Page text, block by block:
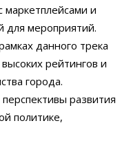
и
для мероприятий.
данного трека
рейтингов и
города.
развития
политике,